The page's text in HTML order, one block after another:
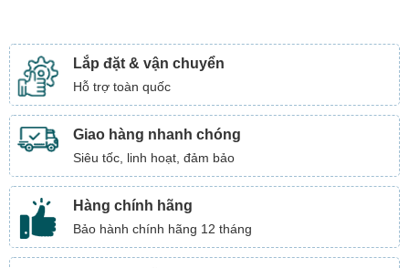
Lắp đặt & vận chuyển
Hỗ trợ toàn quốc
Giao hàng nhanh chóng
Siêu tốc, linh hoạt, đảm bảo
Hàng chính hãng
Bảo hành chính hãng 12 tháng